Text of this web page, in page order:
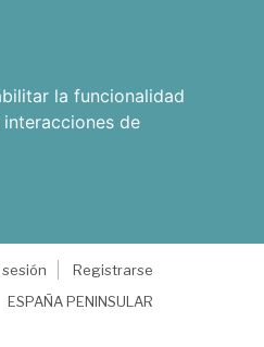
la funcionalidad
de
Registrarse
ESPAÑA PENINSULAR